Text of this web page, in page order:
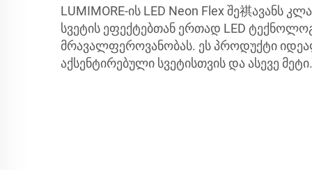
LUMIMORE-ის LED Neon Flex შე祺ავანს
სვეტის ეფექტებთან ერთად LED
მრავალფეროვანობას. ეს პროდუქტი
აქსენტირებული სვეტისთვის და ასევე მეტი.